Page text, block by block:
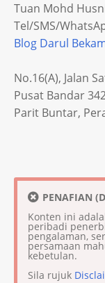
Tuan Mohd
Tel/SMS/
Blog Darul
No.16(A), Jalan
Pusat Bandar
Parit Buntar,
PENAFIAN
Konten ini
peribadi
pengalaman,
persamaan
kebetulan.
Sila rujuk